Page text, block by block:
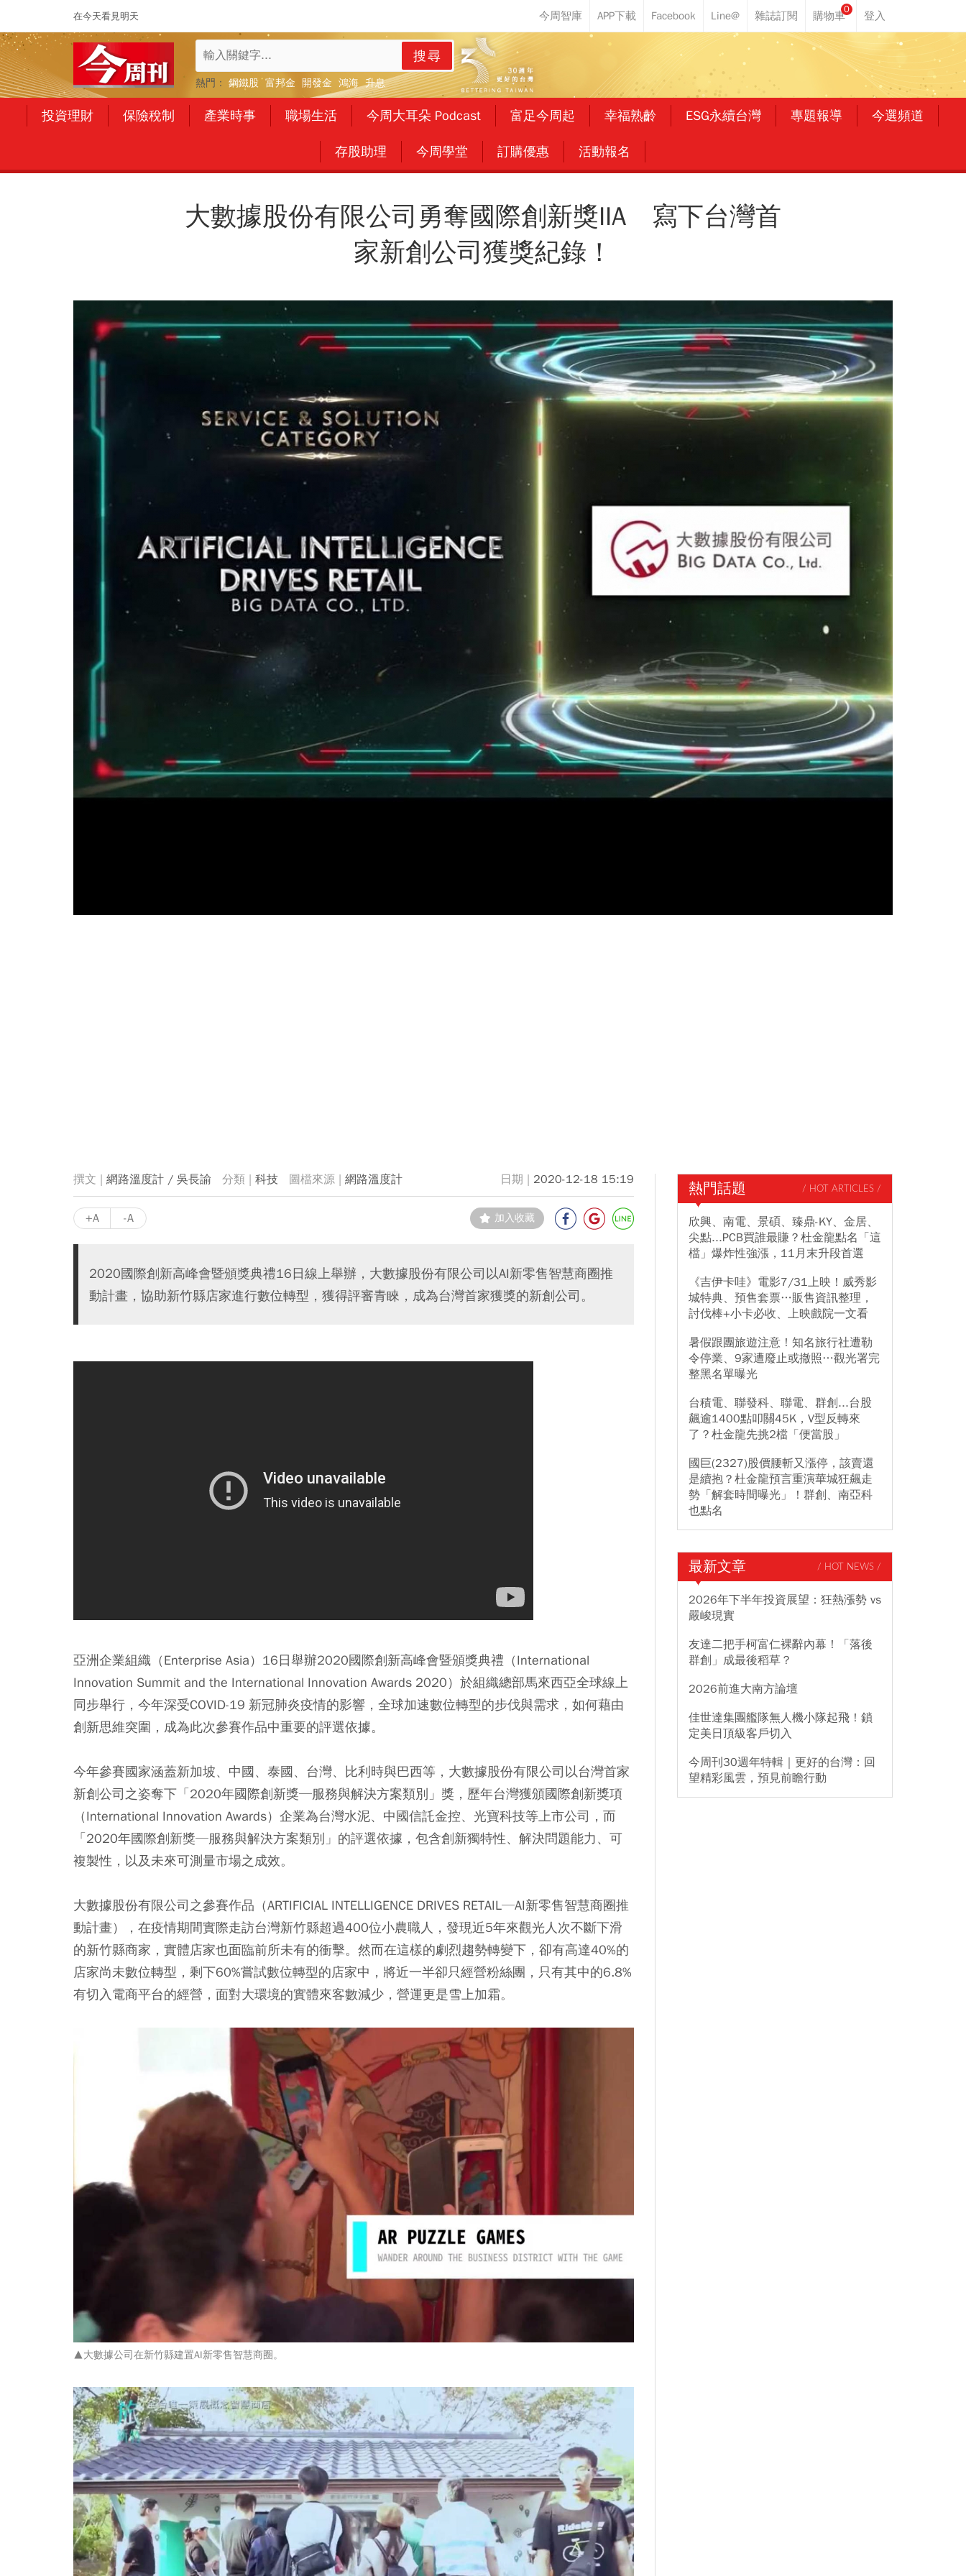
在今天看見明天
0
搜尋
熱門： 鋼鐵股 富邦金 開發金 鴻海 升息
投資理財 保險稅制 產業時事 職場生活 今周大耳朵 Podcast 富足今周起 幸福熟齡 ESG永續台灣 專題報導 今選頻道
存股助理 今周學堂 訂購優惠 活動報名
大數據股份有限公司勇奪國際創新獎IIA 寫下台灣首
家新創公司獲獎紀錄！
網路溫度計 / 吳長諭 科技 網路溫度計 2020-12-18 15:19
+A -A 加入收藏
2020國際創新高峰會暨頒獎典禮16日線上舉辦，大數據股份有限公司以AI新零售智慧商圈推
動計畫，協助新竹縣店家進行數位轉型，獲得評審青睞，成為台灣首家獲獎的新創公司。
亞洲企業組織（Enterprise Asia）16日舉辦2020國際創新高峰會暨頒獎典禮（International
Innovation Summit and the International Innovation Awards 2020）於組織總部馬來西亞全球線上
同步舉行，今年深受COVID-19 新冠肺炎疫情的影響，全球加速數位轉型的步伐與需求，如何藉由
創新思維突圍，成為此次參賽作品中重要的評選依據。
今年參賽國家涵蓋新加坡、中國、泰國、台灣、比利時與巴西等，大數據股份有限公司以台灣首家
新創公司之姿奪下「2020年國際創新獎─服務與解決方案類別」獎，歷年台灣獲頒國際創新獎項
（International Innovation Awards）企業為台灣水泥、中國信託金控、光寶科技等上市公司，而
「2020年國際創新獎─服務與解決方案類別」的評選依據，包含創新獨特性、解決問題能力、可
複製性，以及未來可測量市場之成效。
大數據股份有限公司之參賽作品（ARTIFICIAL INTELLIGENCE DRIVES RETAIL─AI新零售智慧商圈推
動計畫），在疫情期間實際走訪台灣新竹縣超過400位小農職人，發現近5年來觀光人次不斷下滑
的新竹縣商家，實體店家也面臨前所未有的衝擊。然而在這樣的劇烈趨勢轉變下，卻有高達40%的
店家尚未數位轉型，剩下60%嘗試數位轉型的店家中，將近一半卻只經營粉絲團，只有其中的6.8%
有切入電商平台的經營，面對大環境的實體來客數減少，營運更是雪上加霜。
▲大數據公司在新竹縣建置AI新零售智慧商圈。
熱門話題 / HOT ARTICLES /
欣興、南電、景碩、臻鼎-KY、金居、
尖點...PCB買誰最賺？杜金龍點名「這
檔」爆炸性強漲，11月末升段首選
《吉伊卡哇》電影7/31上映！威秀影
城特典、預售套票…販售資訊整理，
討伐棒+小卡必收、上映戲院一文看
暑假跟團旅遊注意！知名旅行社遭勒
令停業、9家遭廢止或撤照…觀光署完
整黑名單曝光
台積電、聯發科、聯電、群創...台股
飆逾1400點叩關45K，V型反轉來
了？杜金龍先挑2檔「便當股」
國巨(2327)股價腰斬又漲停，該賣還
是續抱？杜金龍預言重演華城狂飆走
勢「解套時間曝光」！群創、南亞科
也點名
最新文章 / HOT NEWS /
2026年下半年投資展望：狂熱漲勢 vs
嚴峻現實
友達二把手柯富仁裸辭內幕！「落後
群創」成最後稻草？
2026前進大南方論壇
佳世達集團艦隊無人機小隊起飛！鎖
定美日頂級客戶切入
今周刊30週年特輯｜更好的台灣：回
望精彩風雲，預見前瞻行動